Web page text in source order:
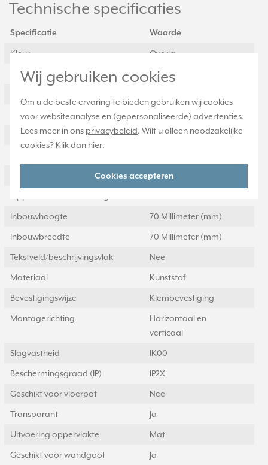
Wij gebruiken cookies
Om u de beste ervaring te bieden gebruiken wij cookies
voor websiteanalyse en (gepersonaliseerde) advertenties.
Lees meer in ons privacybeleid. Wilt u alleen noodzakelijke
cookies? Klik dan hier.
Cookies accepteren
Technische specificaties
Specificatie Waarde
Kleur Overig
Breedte 81 Millimeter (mm)
Hoogte 81 Millimeter (mm)
Diepte 11 Millimeter (mm)
Nee
Inbouwhoogte 70 Millimeter (mm)
Inbouwbreedte 70 Millimeter (mm)
Tekstveld/beschrijvingsvlak Nee
Materiaal Kunststof
Bevestigingswijze Klembevestiging
Montagerichting
Horizontaal en
verticaal
Slagvastheid IK00
Beschermingsgraad (IP) IP2X
Geschikt voor vloerpot Nee
Transparant Ja
Uitvoering oppervlakte Mat
Geschikt voor wandgoot Ja